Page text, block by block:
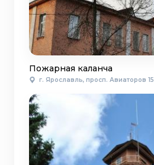
Пожарная каланча
г. Ярославль, просп. Авиаторов 15